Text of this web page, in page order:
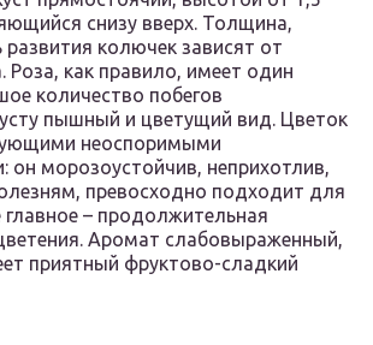
снизу вверх. Толщина,
колючек зависят от
Роза, как правило, имеет один
количество побегов
пышный и цветущий вид. Цветок
неоспоримыми
он морозоустойчив, неприхотлив,
превосходно подходит для
главное – продолжительная
Аромат слабовыраженный,
приятный фруктово-сладкий